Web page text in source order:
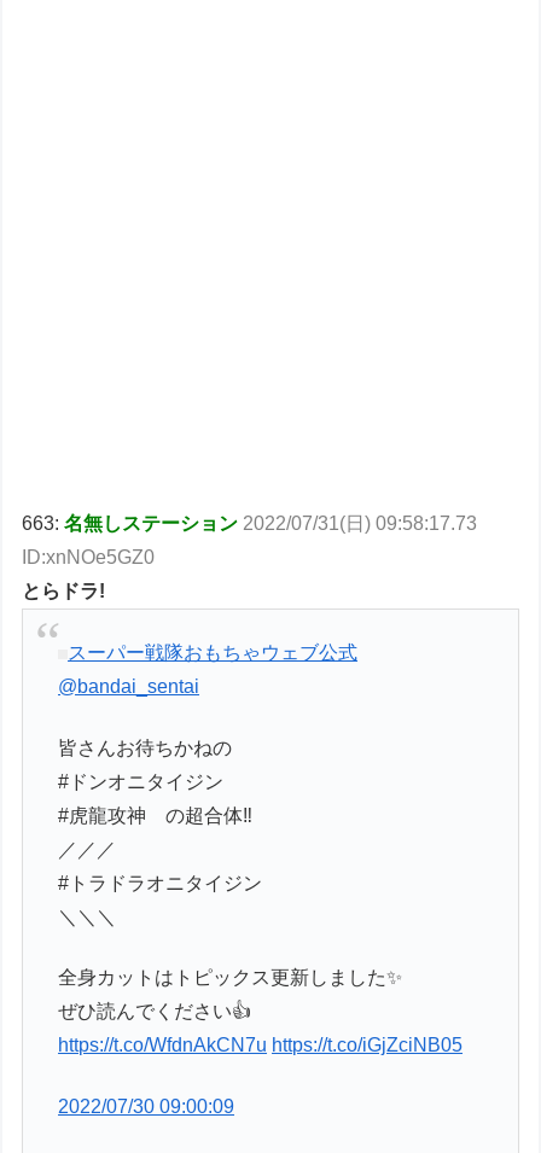
663:名無しステーション 2022/07/31(日) 09:58:17.73
ID:xnNOe5GZ0
とらドラ!
スーパー戦隊おもちゃウェブ公式
@bandai_sentai
皆さんお待ちかねの
#ドンオニタイジン
#虎龍攻神 の超合体‼️
／／／
#トラドラオニタイジン
＼＼＼
全身カットはトピックス更新しました✨
ぜひ読んでください👍
https://t.co/WfdnAkCN7u https://t.co/iGjZciNB05
2022/07/30 09:00:09